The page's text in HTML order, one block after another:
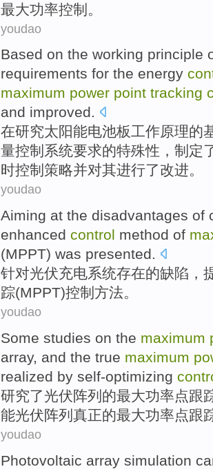
最大功率控制 。
youdao
Based on the working principle
requirements for the energy
maximum power point tracking
and improved.
在研究太阳能电池板工作原理的
量控制 系统要求的特殊性，制定
时控制策略并对其进行了改进。
youdao
Aiming at the disadvantages of
enhanced control method of
(MPPT) was presented.
针对光伏充电系统存在的缺陷，
踪(MPPT)控制 方法。
youdao
Some studies on the maximum
array, and the true maximum
realized by self-optimizing
研究了光伏阵列 的最大功率点跟
能光伏阵列 真正的最大功率点跟
youdao
Photovoltaic array simulation